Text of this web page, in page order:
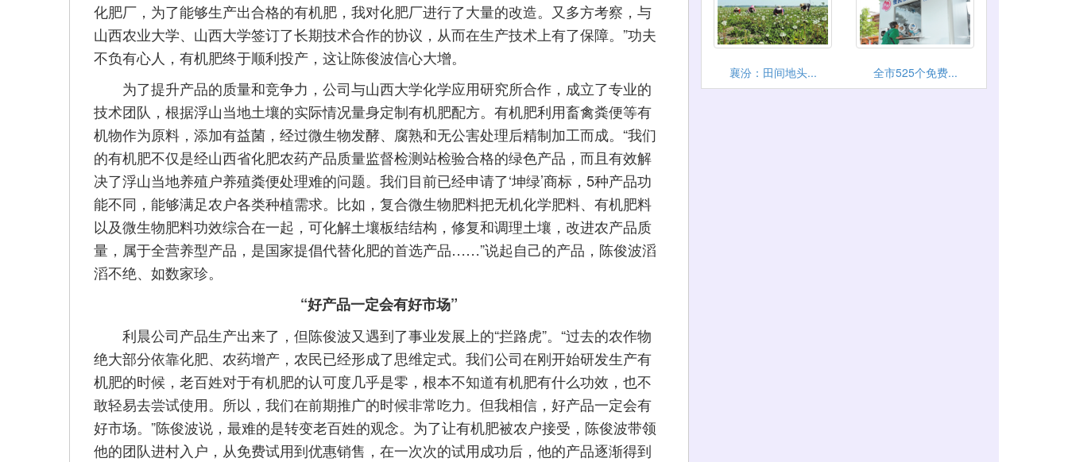
化肥厂，为了能够生产出合格的有机肥，我对化肥厂进行了大量的改造。又多方考察，与
山西农业大学、山西大学签订了长期技术合作的协议，从而在生产技术上有了保障。”功夫
不负有心人，有机肥终于顺利投产，这让陈俊波信心大增。
为了提升产品的质量和竞争力，公司与山西大学化学应用研究所合作，成立了专业的
技术团队，根据浮山当地土壤的实际情况量身定制有机肥配方。有机肥利用畜禽粪便等有
机物作为原料，添加有益菌，经过微生物发酵、腐熟和无公害处理后精制加工而成。“我们
的有机肥不仅是经山西省化肥农药产品质量监督检测站检验合格的绿色产品，而且有效解
决了浮山当地养殖户养殖粪便处理难的问题。我们目前已经申请了‘坤绿’商标，5种产品功
能不同，能够满足农户各类种植需求。比如，复合微生物肥料把无机化学肥料、有机肥料
以及微生物肥料功效综合在一起，可化解土壤板结结构，修复和调理土壤，改进农产品质
量，属于全营养型产品，是国家提倡代替化肥的首选产品……”说起自己的产品，陈俊波滔
滔不绝、如数家珍。
“好产品一定会有好市场”
利晨公司产品生产出来了，但陈俊波又遇到了事业发展上的“拦路虎”。“过去的农作物
绝大部分依靠化肥、农药增产，农民已经形成了思维定式。我们公司在刚开始研发生产有
机肥的时候，老百姓对于有机肥的认可度几乎是零，根本不知道有机肥有什么功效，也不
敢轻易去尝试使用。所以，我们在前期推广的时候非常吃力。但我相信，好产品一定会有
好市场。”陈俊波说，最难的是转变老百姓的观念。为了让有机肥被农户接受，陈俊波带领
他的团队进村入户，从免费试用到优惠销售，在一次次的试用成功后，他的产品逐渐得到
襄汾：田间地头... 全市525个免费...